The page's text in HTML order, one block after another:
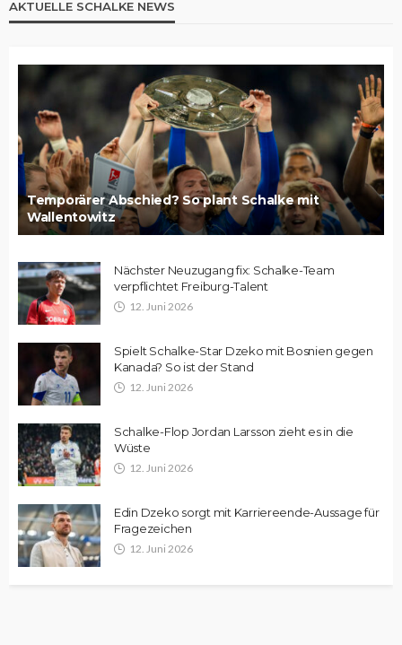
AKTUELLE SCHALKE NEWS
Temporärer Abschied? So plant Schalke mit
Wallentowitz
Nächster Neuzugang fix: Schalke-Team
verpflichtet Freiburg-Talent
12. Juni 2026
Spielt Schalke-Star Dzeko mit Bosnien gegen
Kanada? So ist der Stand
12. Juni 2026
Schalke-Flop Jordan Larsson zieht es in die
Wüste
12. Juni 2026
Edin Dzeko sorgt mit Karriereende-Aussage für
Fragezeichen
12. Juni 2026